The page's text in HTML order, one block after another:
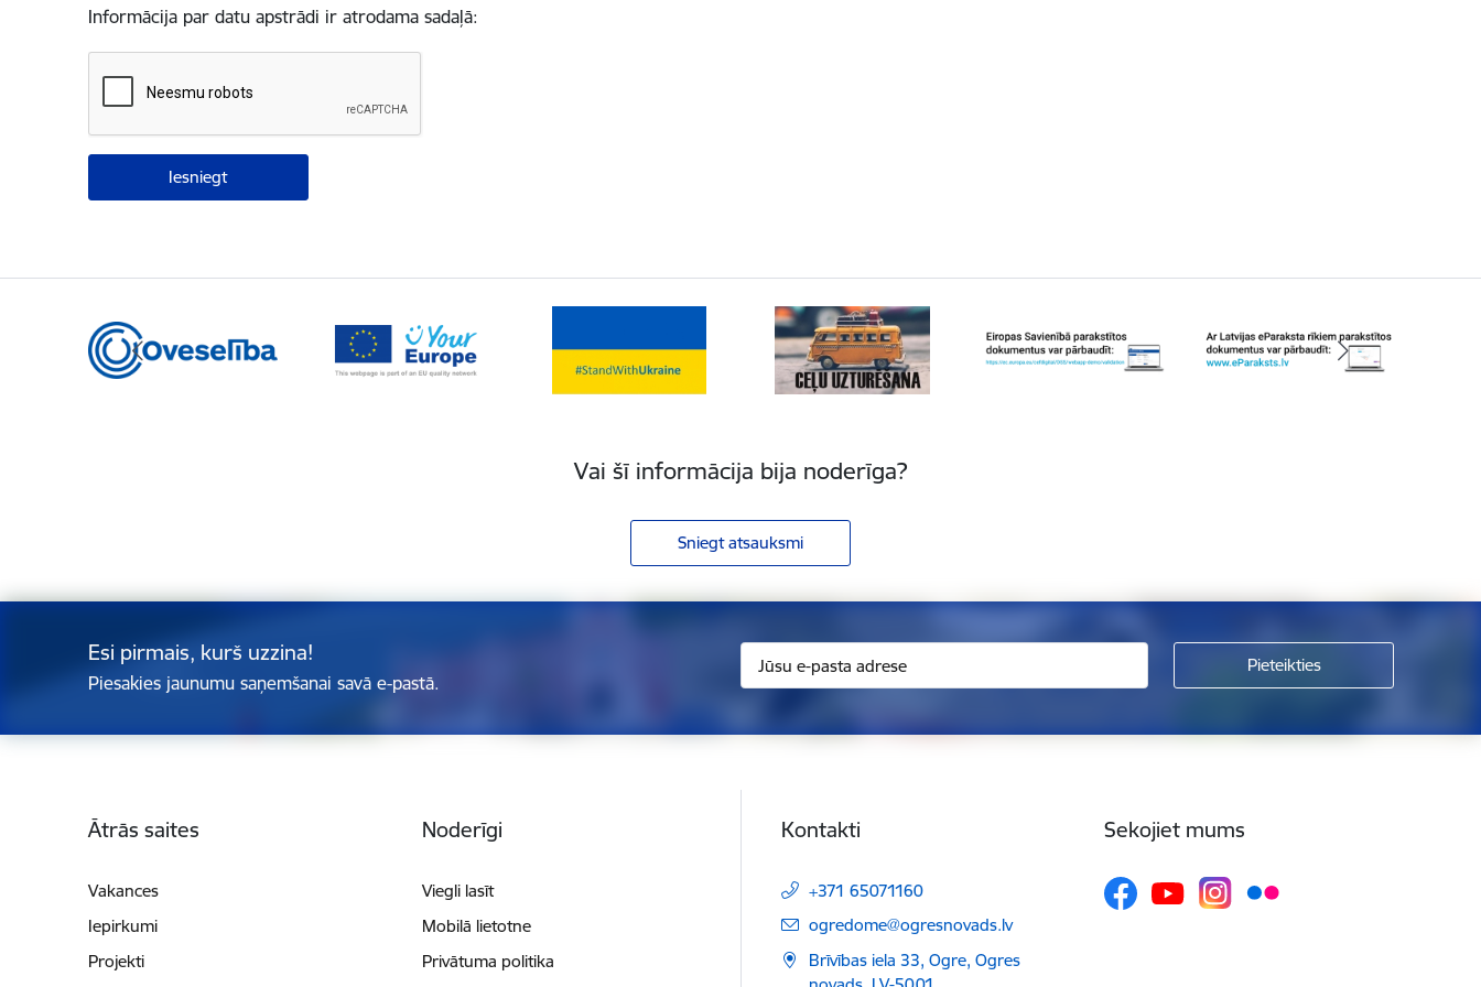
Informācija par datu apstrādi ir atrodama sadaļā:
Vai šī informācija bija noderīga?
Sniegt atsauksmi
Esi pirmais, kurš uzzina!
Piesakies jaunumu saņemšanai savā e-pastā.
Ātrās saites
Vakances
Iepirkumi
Projekti
Noderīgi
Viegli lasīt
Mobilā lietotne
Privātuma politika
Kontakti
+371 65071160
E-pasts:
ogredome@ogresnovads.lv
Brīvības iela 33, Ogre, Ogres
Sekojiet mums